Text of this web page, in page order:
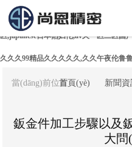
亚洲精品乱码久久久久久蜜糖图片,美女
区,japanese日本熟妇伦,av久一区二区国
久久久99精品久久久久久,久久午夜伦鲁
當(dāng)前位置：
首頁(yè) 新聞資
鈑金件加工步驟以及
大問